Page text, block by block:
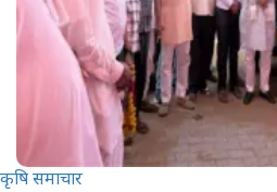
कृषि समाचार